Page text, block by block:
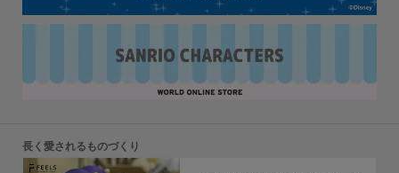
長く愛されるものづくり